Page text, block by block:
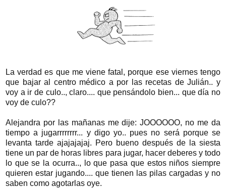
La verdad es que me viene fatal, porque ese viernes tengo
que bajar al centro médico a por las recetas de Julián.. y
voy a ir de culo.., claro.... que pensándolo bien... que día no
voy de culo??
Alejandra por las mañanas me dije: JOOOOOO, no me da
tiempo a jugarrrrrrrr... y digo yo.. pues no será porque se
levanta tarde ajajajajaj. Pero bueno después de la siesta
tiene un par de horas libres para jugar, hacer deberes y todo
lo que se la ocurra.., lo que pasa que estos niños siempre
quieren estar jugando.... que tienen las pilas cargadas y no
saben como agotarlas oye.